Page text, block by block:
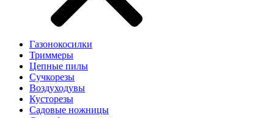
Газонокосилки
Триммеры
Цепные пилы
Cучкорезы
Воздуходувы
Кусторезы
Садовые ножницы